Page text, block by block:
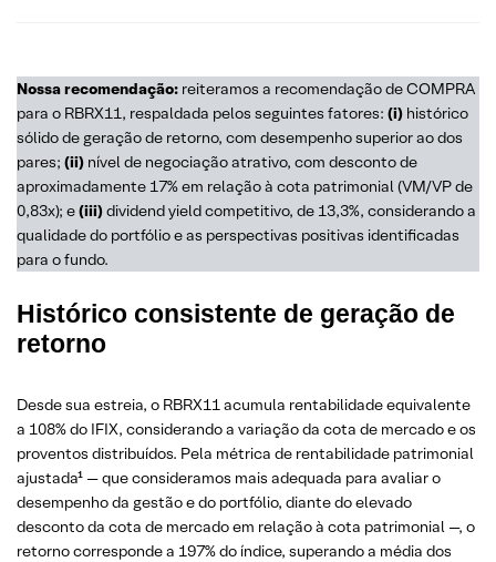
Nossa recomendação: reiteramos a recomendação de COMPRA
para o RBRX11, respaldada pelos seguintes fatores: (i) histórico
sólido de geração de retorno, com desempenho superior ao dos
pares; (ii) nível de negociação atrativo, com desconto de
aproximadamente 17% em relação à cota patrimonial (VM/VP de
0,83x); e(iii)dividend yield competitivo, de 13,3%, considerando a
qualidade do portfólio e as perspectivas positivas identificadas
para o fundo.
Histórico consistente de geração de
retorno
Desde sua estreia, o RBRX11 acumula rentabilidade equivalente
a 108% do IFIX, considerando a variação da cota de mercado e os
proventos distribuídos. Pela métrica de rentabilidade patrimonial
ajustada¹ — que consideramos mais adequada para avaliar o
desempenho da gestão e do portfólio, diante do elevado
desconto da cota de mercado em relação à cota patrimonial —, o
retorno corresponde a 197% do índice, superando a média dos